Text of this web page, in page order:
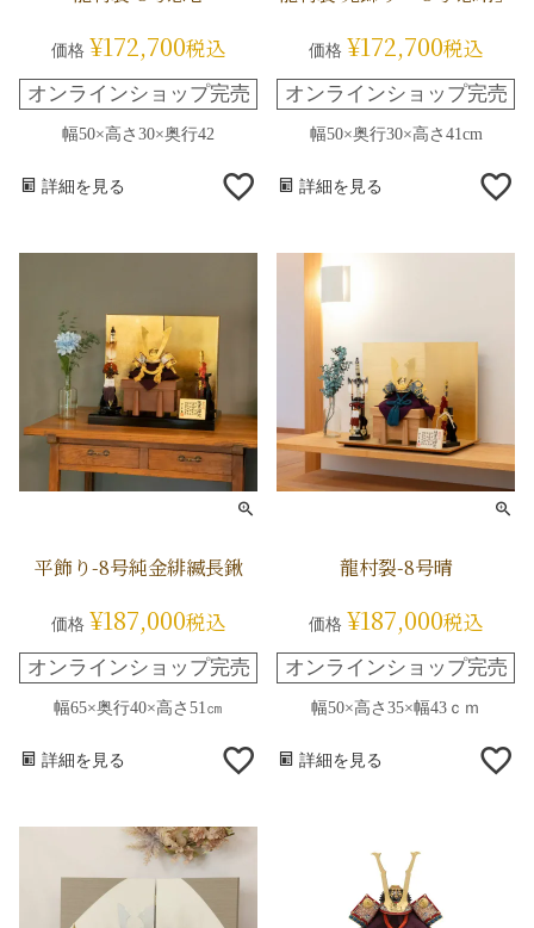
価格 ¥172,700税込
オンラインショップ完売
幅50×高さ30×奥行42
詳細を見る
価格 ¥172,700税込
オンラインショップ完売
幅50×奥行30×高さ41cm
詳細を見る
平飾り-8号純金緋縅長鍬
価格 ¥187,000税込
オンラインショップ完売
幅65×奥行40×高さ51㎝
詳細を見る
龍村裂-8号晴
価格 ¥187,000税込
オンラインショップ完売
幅50×高さ35×幅43ｃｍ
詳細を見る